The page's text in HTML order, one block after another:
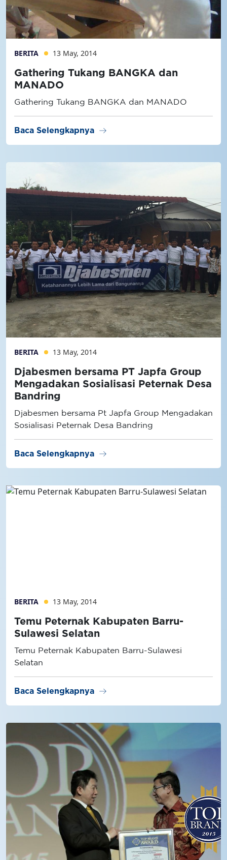
BERITA 13 May, 2014
Gathering Tukang BANGKA dan
MANADO
Gathering Tukang BANGKA dan MANADO
Baca Selengkapnya arrow_right_alt
BERITA 13 May, 2014
Djabesmen bersama PT Japfa Group
Mengadakan Sosialisasi Peternak Desa
Bandring
Djabesmen bersama Pt Japfa Group Mengadakan
Sosialisasi Peternak Desa Bandring
Baca Selengkapnya arrow_right_alt
BERITA 13 May, 2014
Temu Peternak Kabupaten Barru-
Sulawesi Selatan
Temu Peternak Kabupaten Barru-Sulawesi
Selatan
Baca Selengkapnya arrow_right_alt